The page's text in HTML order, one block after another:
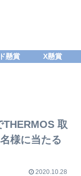
懸賞 X懸賞
取
様に当たる
2020.10.28